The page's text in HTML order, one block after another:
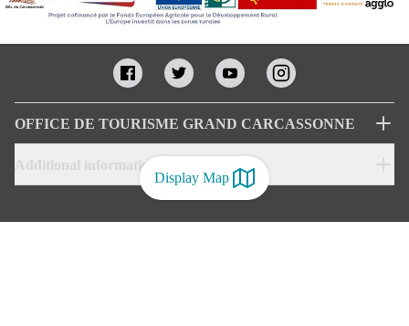
Display Map
OFFICE DE TOURISME GRAND CARCASSONNE
Additional informations